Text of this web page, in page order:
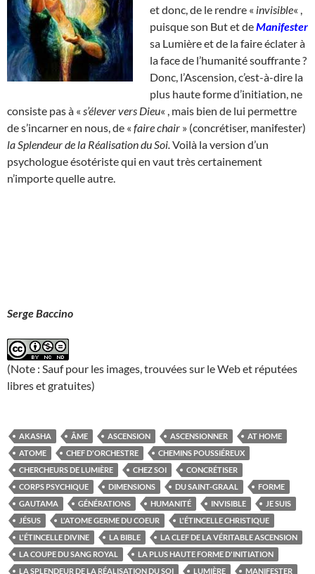
et donc, de le rendre « invisible« ,
puisque son But et deManifester
sa Lumière et de la faire éclater à
la face de l’humanité souffrante ?
Donc, l’Ascension, c’est-à-dire la
plus haute forme d’initiation, ne
consiste pas à « s’élever vers Dieu« , mais bien de lui permettre
de s’incarner en nous, de « faire chair » (concrétiser, manifester)
la Splendeur de la Réalisation du Soi. Voilà la version d’un
psychologue ésotériste qui en vaut très certainement
n’importe quelle autre.
Serge Baccino
(Note : Sauf pour les images, trouvées sur le Web et réputées
libres et gratuites)
AKASHA ÂME ASCENSION ASCENSIONNER
AT HOME
ATOME
CHEF D'ORCHESTRE
CHEMINS POUSSIÉREUX
CHERCHEURS DE LUMIÈRE
CHEZ SOI
CONCRÉTISER
CORPS PSYCHIQUE
DIMENSIONS DU SAINT-GRAAL
FORME
GAUTAMA
GÉNÉRATIONS HUMANITÉ INVISIBLE
JE SUIS
JÉSUS
L'ATOME GERME DU COEUR
L'ÉTINCELLE CHRISTIQUE
L'ÉTINCELLE DIVINE
LA BIBLE
LA CLEF DE LA VÉRITABLE ASCENSION
LA COUPE DU SANG ROYAL
LA PLUS HAUTE FORME D'INITIATION
LA SPLENDEUR DE LA RÉALISATION DU SOI
LUMIÈRE MANIFESTER